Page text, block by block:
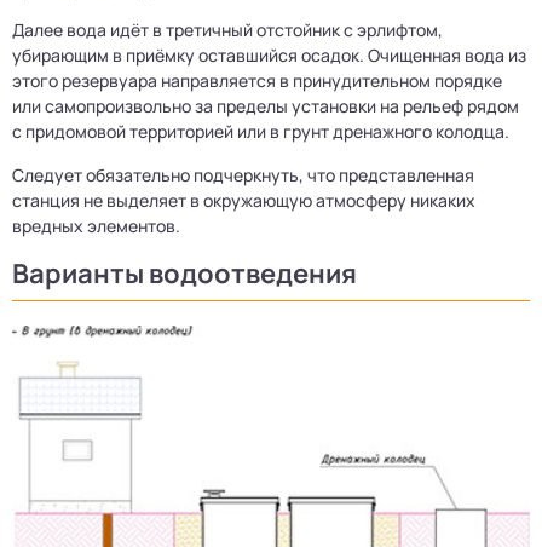
Далее вода идёт в третичный отстойник с эрлифтом,
убирающим в приёмку оставшийся осадок. Очищенная вода из
этого резервуара направляется в принудительном порядке
или самопроизвольно за пределы установки на рельеф рядом
с придомовой территорией или в грунт дренажного колодца.
Следует обязательно подчеркнуть, что представленная
станция не выделяет в окружающую атмосферу никаких
вредных элементов.
Варианты водоотведения